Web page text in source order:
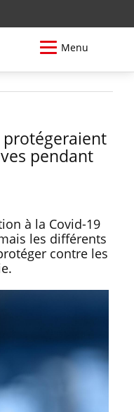
Menu
protégeraient
pendant
à la Covid-19
les différents
contre les